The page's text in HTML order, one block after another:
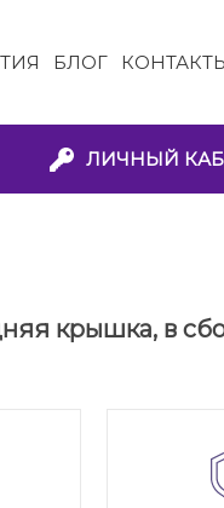
БЛОГ
ЛИЧНЫЙ
крышка, в